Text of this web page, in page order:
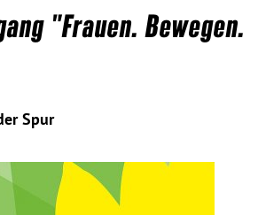
für Menschenrechte und
"Frauen. Bewegen.
Spur